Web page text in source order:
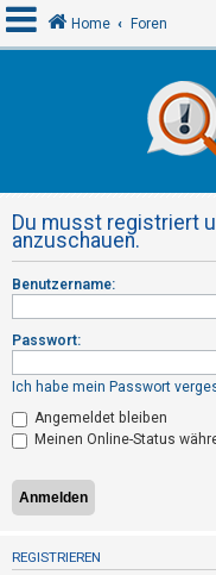
e
l
d
e
n
R
e
i
s
t
Home Foren
Du musst registriert
anzuschauen.
Benutzername:
Passwort:
Ich habe mein Passwort
Angemeldet bleiben
Meinen Online-Status
REGISTRIEREN